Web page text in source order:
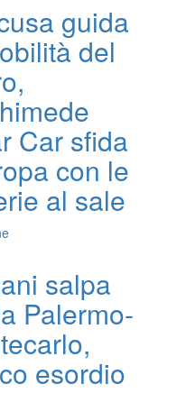
guida
del
Car sfida
con le
al sale
salpa
Palermo-
esordio